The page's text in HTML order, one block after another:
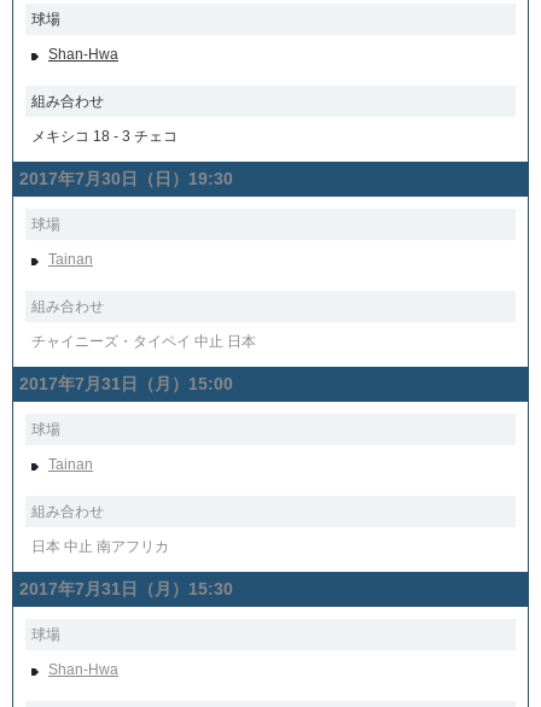
球場
Shan-Hwa
組み合わせ
メキシコ 18 - 3 チェコ
2017年7月30日（日）19:30
球場
Tainan
組み合わせ
チャイニーズ・タイペイ 中止 日本
2017年7月31日（月）15:00
球場
Tainan
組み合わせ
日本 中止 南アフリカ
2017年7月31日（月）15:30
球場
Shan-Hwa